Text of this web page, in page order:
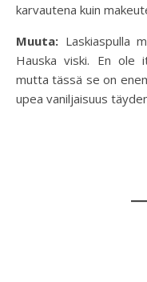
karvautena kuin
Muuta: Laskiaspulla
Hauska viski. En ole
mutta tässä se on
upea vaniljaisuus